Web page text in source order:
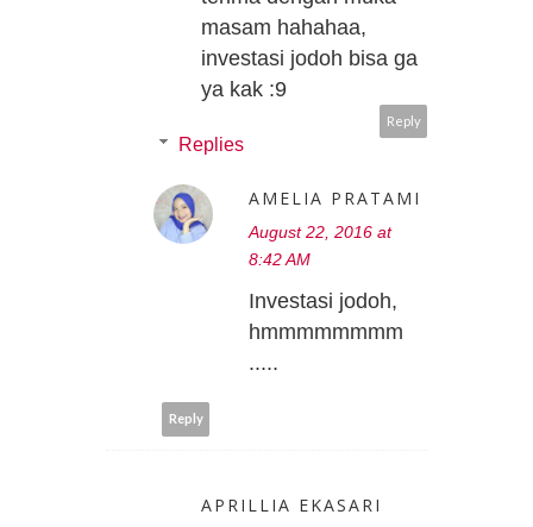
masam hahahaa,
investasi jodoh bisa ga
ya kak :9
Reply
Replies
AMELIA PRATAMI
August 22, 2016 at
8:42 AM
Investasi jodoh,
hmmmmmmmm
.....
Reply
APRILLIA EKASARI